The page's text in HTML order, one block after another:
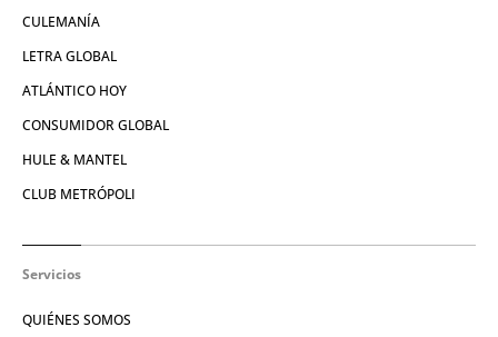
CULEMANÍA
LETRA GLOBAL
ATLÁNTICO HOY
CONSUMIDOR GLOBAL
HULE & MANTEL
CLUB METRÓPOLI
Servicios
QUIÉNES SOMOS